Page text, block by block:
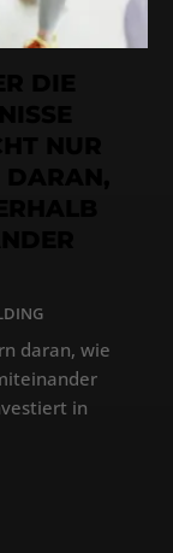
daran, wie
in